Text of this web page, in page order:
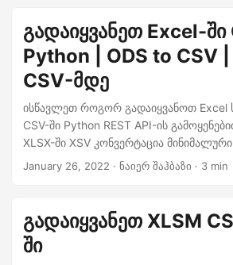
გადაიყვანეთ Excel-ში
Python | ODS to CSV
CSV-მდე
ისწავლეთ როგორ გადაიყვანოთ Excel
CSV-ში Python REST API-ის
XLSX-ში XSV კონვერტაცია
January 26, 2022 · ნაიერ შაჰბაზი · 3 min
გადაიყვანეთ XLSM
ში